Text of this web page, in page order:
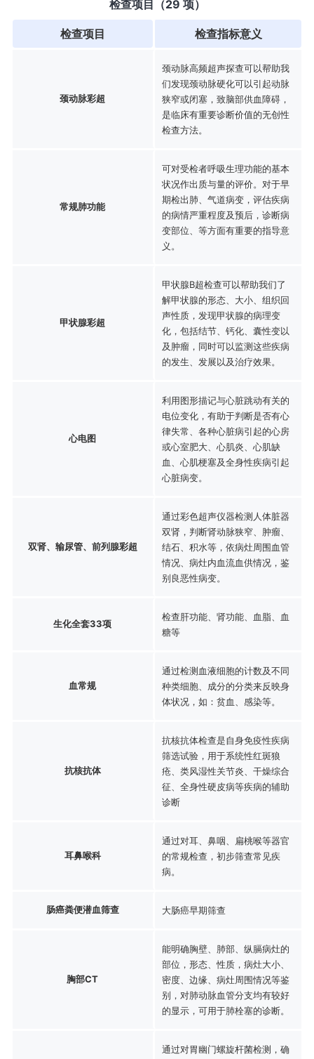
检查项目（29 项）
检查项目 检查指标意义
颈动脉彩超
颈动脉高频超声探查可以帮助我
们发现颈动脉硬化可以引起动脉
狭窄或闭塞，致脑部供血障碍，
是临床有重要诊断价值的无创性
检查方法。
常规肺功能
可对受检者呼吸生理功能的基本
状况作出质与量的评价。对于早
期检出肺、气道病变，评估疾病
的病情严重程度及预后，诊断病
变部位、等方面有重要的指导意
义。
甲状腺彩超
甲状腺B超检查可以帮助我们了
解甲状腺的形态、大小、组织回
声性质，发现甲状腺的病理变
化，包括结节、钙化、囊性变以
及肿瘤，同时可以监测这些疾病
的发生、发展以及治疗效果。
心电图
利用图形描记与心脏跳动有关的
电位变化，有助于判断是否有心
律失常、各种心脏病引起的心房
或心室肥大、心肌炎、心肌缺
血、心肌梗塞及全身性疾病引起
心脏病变。
双肾、输尿管、前列腺彩超
通过彩色超声仪器检测人体脏器
双肾，判断肾动脉狭窄、肿瘤、
结石、积水等，依病灶周围血管
情况、病灶内血流血供情况，鉴
别良恶性病变。
生化全套33项
检查肝功能、肾功能、血脂、血
糖等
血常规
通过检测血液细胞的计数及不同
种类细胞、成分的分类来反映身
体状况，如：贫血、感染等。
抗核抗体
抗核抗体检查是自身免疫性疾病
筛选试验，用于系统性红斑狼
疮、类风湿性关节炎、干燥综合
征、全身性硬皮病等疾病的辅助
诊断
耳鼻喉科
通过对耳、鼻咽、扁桃喉等器官
的常规检查，初步筛查常见疾
病。
肠癌粪便潜血筛查 大肠癌早期筛查
胸部CT
能明确胸壁、肺部、纵膈病灶的
部位，形态、性质，病灶大小、
密度、边缘、病灶周围情况等鉴
别，对肺动脉血管分支均有较好
的显示，可用于肺栓塞的诊断。
通过对胃幽门螺旋杆菌检测，确